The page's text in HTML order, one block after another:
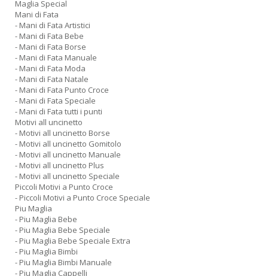
Maglia Special
Mani di Fata
- Mani di Fata Artistici
- Mani di Fata Bebe
- Mani di Fata Borse
- Mani di Fata Manuale
- Mani di Fata Moda
- Mani di Fata Natale
- Mani di Fata Punto Croce
- Mani di Fata Speciale
- Mani di Fata tutti i punti
Motivi all uncinetto
- Motivi all uncinetto Borse
- Motivi all uncinetto Gomitolo
- Motivi all uncinetto Manuale
- Motivi all uncinetto Plus
- Motivi all uncinetto Speciale
Piccoli Motivi a Punto Croce
- Piccoli Motivi a Punto Croce Speciale
Piu Maglia
- Piu Maglia Bebe
- Piu Maglia Bebe Speciale
- Piu Maglia Bebe Speciale Extra
- Piu Maglia Bimbi
- Piu Maglia Bimbi Manuale
- Piu Maglia Cappelli